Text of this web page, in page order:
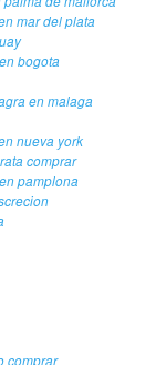
mar del plata
bogota
en malaga
nueva york
comprar
pamplona
comprar